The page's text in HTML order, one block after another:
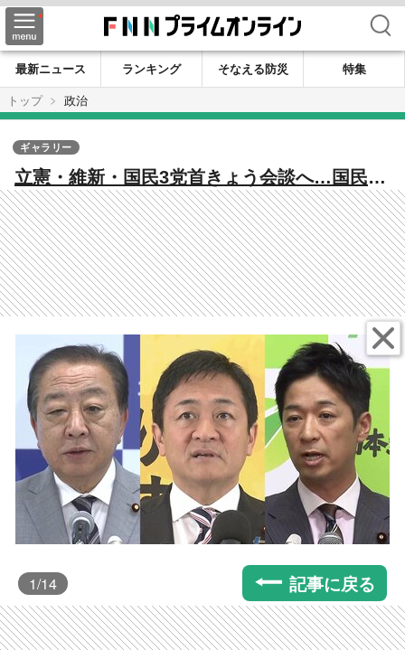
検索
最新ニュース ランキング そなえる防災
特集
トップ
政治
立憲・維新・国民3党首きょう会談へ…国民・
維新は“首相指名”での連携は「政策の一致が
必要」と強調 高市総裁“公明連立離脱”を陳
謝
ギャラリー
1/14 記事に戻る